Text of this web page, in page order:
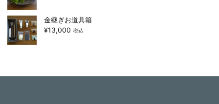
金継ぎお道具箱
¥13,000 税込